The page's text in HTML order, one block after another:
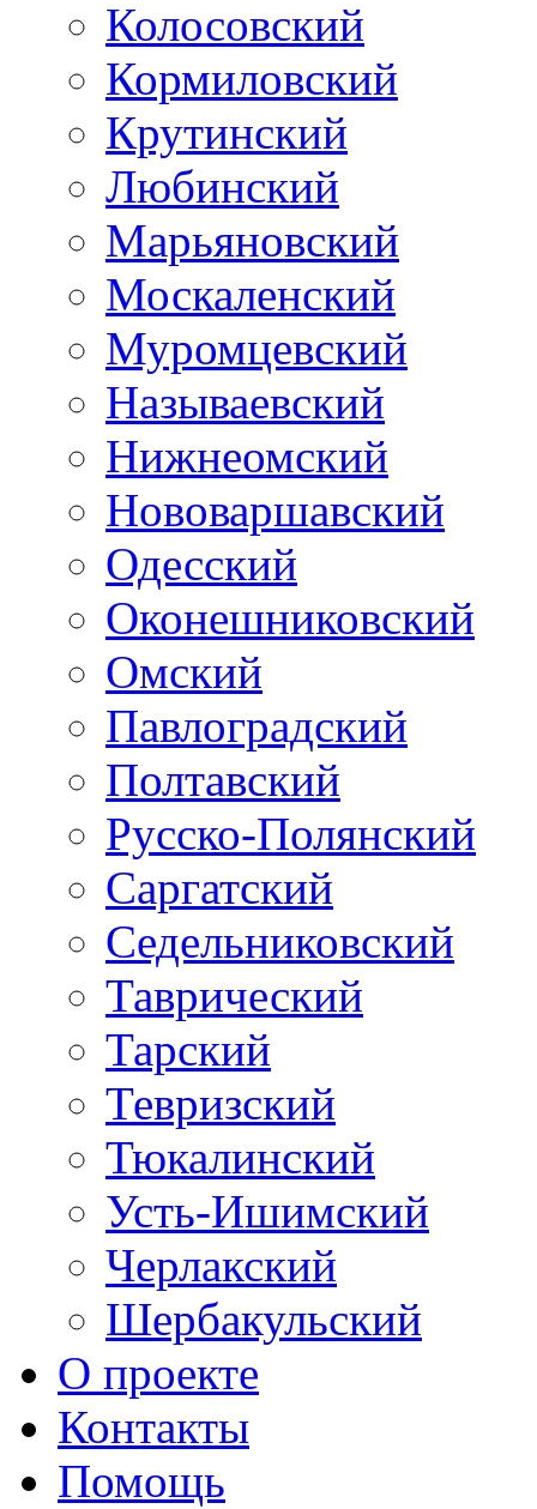
Колосовский
Кормиловский
Крутинский
Любинский
Марьяновский
Москаленский
Муромцевский
Называевский
Нижнеомский
Нововаршавский
Одесский
Оконешниковский
Омский
Павлоградский
Полтавский
Русско-Полянский
Саргатский
Седельниковский
Таврический
Тарский
Тевризский
Тюкалинский
Усть-Ишимский
Черлакский
Шербакульский
О проекте
Контакты
Помощь